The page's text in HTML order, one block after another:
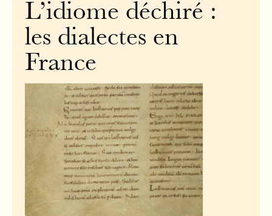
L’idiome déchiré :
les dialectes en
France